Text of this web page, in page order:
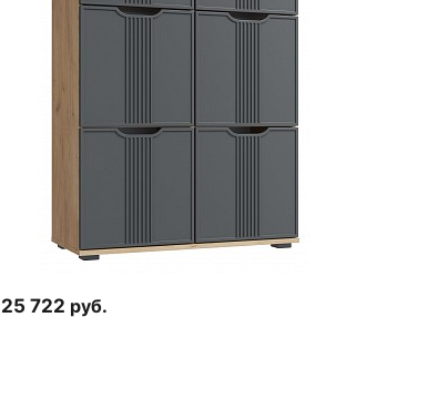
25 722 руб.